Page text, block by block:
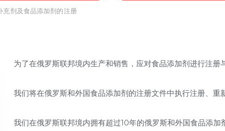
充剂及食品添加剂的注册
为了在俄罗斯联邦境内生产和销售，应对食品添加剂进行注册
我们将在俄罗斯和外国食品添加剂的注册文件中执行注册、重
我们在俄罗斯联邦境内拥有超过10年的俄罗斯和外国食品添加